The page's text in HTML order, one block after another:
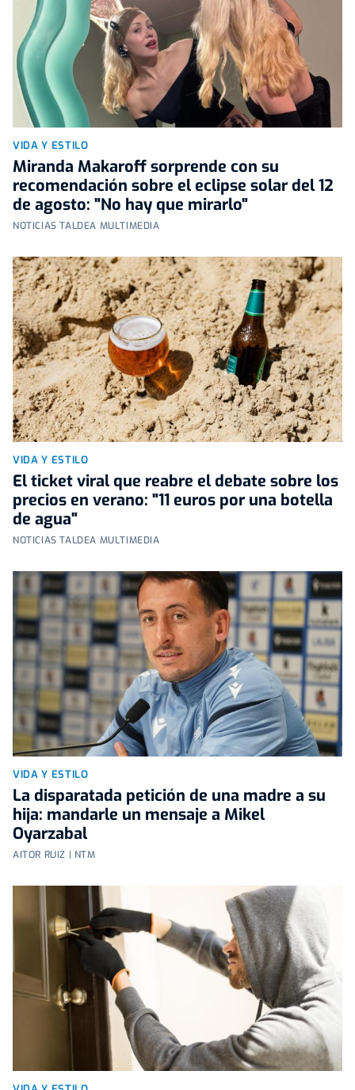
VIDA Y ESTILO
Miranda Makaroff sorprende con su
recomendación sobre el eclipse solar del 12
de agosto: "No hay que mirarlo"
NOTICIAS TALDEA MULTIMEDIA
VIDA Y ESTILO
El ticket viral que reabre el debate sobre los
precios en verano: "11 euros por una botella
de agua"
NOTICIAS TALDEA MULTIMEDIA
VIDA Y ESTILO
La disparatada petición de una madre a su
hija: mandarle un mensaje a Mikel
Oyarzabal
AITOR RUIZ | NTM